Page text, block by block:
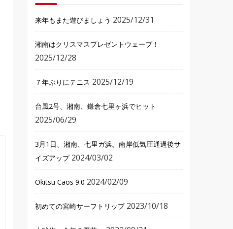
来年もまた遊びましょう 2025/12/31
湘南はクリスマスプレゼントウェーブ！
2025/12/28
７年ぶりにテニス 2025/12/19
台風2号、湘南、鎌倉七里ヶ浜でヒット
2025/06/29
3月1日、湘南、七里ガ浜。南岸低気圧通過後サ
イズアップ 2024/03/02
Okitsu Caos 9.0 2024/02/09
初めての宮崎サーフトリップ 2023/10/18